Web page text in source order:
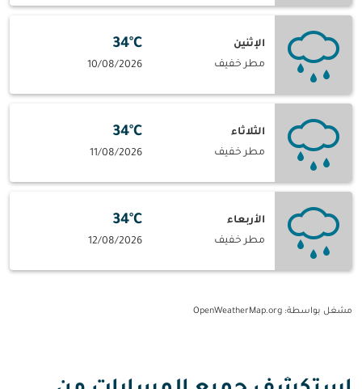
الإثنين
مطر خفيف
34°C
10/08/2026
الثلاثاء
مطر خفيف
34°C
11/08/2026
الأربعاء
مطر خفيف
34°C
12/08/2026
مشغل بواسطة: OpenWeatherMap.org